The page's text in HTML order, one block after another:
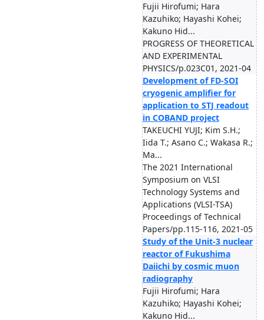
Fujii Hirofumi; Hara
Kazuhiko; Hayashi Kohei;
Kakuno Hid...
PROGRESS OF THEORETICAL
AND EXPERIMENTAL
PHYSICS/p.023C01, 2021-04
Development of FD-SOI
cryogenic amplifier for
application to STJ readout
in COBAND project
TAKEUCHI YUJI; Kim S.H.;
Iida T.; Asano C.; Wakasa R.;
Ma...
The 2021 International
Symposium on VLSI
Technology Systems and
Applications (VLSI-TSA)
Proceedings of Technical
Papers/pp.115-116, 2021-05
Study of the Unit-3 nuclear
reactor of Fukushima
Daiichi by cosmic muon
radiography
Fujii Hirofumi; Hara
Kazuhiko; Hayashi Kohei;
Kakuno Hid...